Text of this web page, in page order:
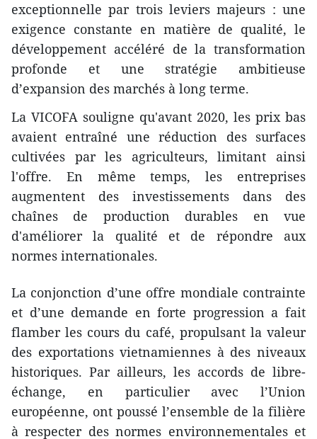
exceptionnelle par trois leviers majeurs : une
exigence constante en matière de qualité, le
développement accéléré de la transformation
profonde et une stratégie ambitieuse
d’expansion des marchés à long terme.
La VICOFA souligne qu'avant 2020, les prix bas
avaient entraîné une réduction des surfaces
cultivées par les agriculteurs, limitant ainsi
l'offre. En même temps, les entreprises
augmentent des investissements dans des
chaînes de production durables en vue
d'améliorer la qualité et de répondre aux
normes internationales.
La conjonction d’une offre mondiale contrainte
et d’une demande en forte progression a fait
flamber les cours du café, propulsant la valeur
des exportations vietnamiennes à des niveaux
historiques. Par ailleurs, les accords de libre-
échange, en particulier avec l’Union
européenne, ont poussé l’ensemble de la filière
à respecter des normes environnementales et